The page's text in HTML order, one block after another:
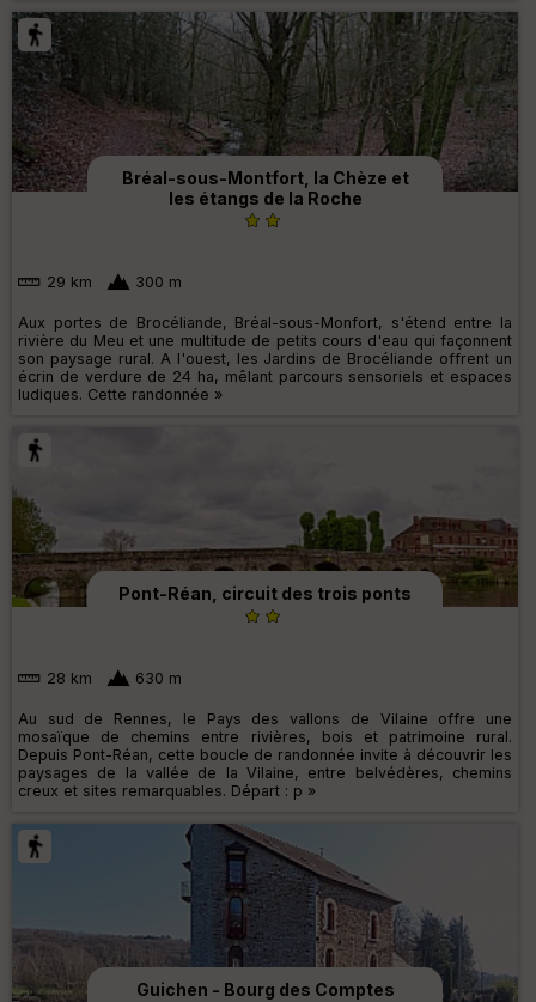
Bréal-sous-Montfort, la Chèze et
les étangs de la Roche
29 km 300 m
Aux portes de Brocéliande, Bréal-sous-Monfort, s'étend entre la
rivière du Meu et une multitude de petits cours d'eau qui façonnent
son paysage rural. A l'ouest, les Jardins de Brocéliande offrent un
écrin de verdure de 24 ha, mêlant parcours sensoriels et espaces
ludiques. Cette randonnée »
Pont-Réan, circuit des trois ponts
28 km 630 m
Au sud de Rennes, le Pays des vallons de Vilaine offre une
mosaïque de chemins entre rivières, bois et patrimoine rural.
Depuis Pont-Réan, cette boucle de randonnée invite à découvrir les
paysages de la vallée de la Vilaine, entre belvédères, chemins
creux et sites remarquables. Départ : p »
Guichen - Bourg des Comptes